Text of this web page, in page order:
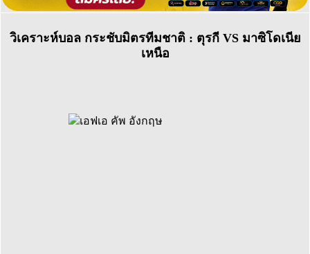
วิเคราะห์บอล กระชับมิตรทีมชาติ : ตุรกี VS มาซิโดเนีย
เหนือ